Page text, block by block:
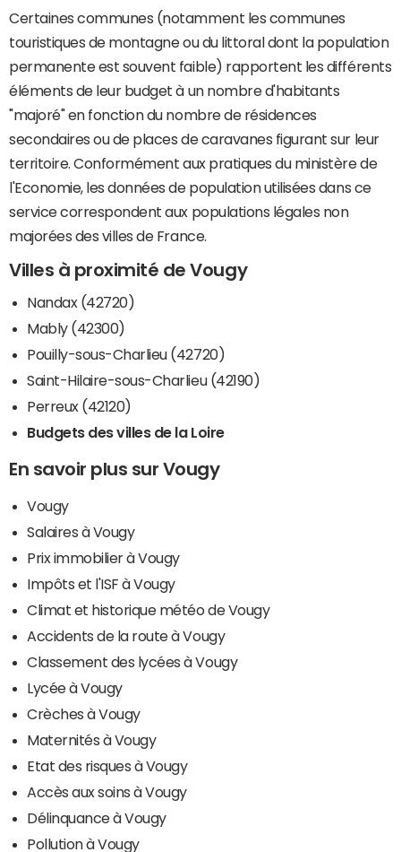
Certaines communes (notamment les communes
touristiques de montagne ou du littoral dont la population
permanente est souvent faible) rapportent les différents
éléments de leur budget à un nombre d'habitants
"majoré" en fonction du nombre de résidences
secondaires ou de places de caravanes figurant sur leur
territoire. Conformément aux pratiques du ministère de
l'Economie, les données de population utilisées dans ce
service correspondent aux populations légales non
majorées des villes de France.
Villes à proximité de Vougy
Nandax (42720)
Mably (42300)
Pouilly-sous-Charlieu (42720)
Saint-Hilaire-sous-Charlieu (42190)
Perreux (42120)
Budgets des villes de la Loire
En savoir plus sur Vougy
Vougy
Salaires à Vougy
Prix immobilier à Vougy
Impôts et l'ISF à Vougy
Climat et historique météo de Vougy
Accidents de la route à Vougy
Classement des lycées à Vougy
Lycée à Vougy
Crèches à Vougy
Maternités à Vougy
Etat des risques à Vougy
Accès aux soins à Vougy
Délinquance à Vougy
Pollution à Vougy